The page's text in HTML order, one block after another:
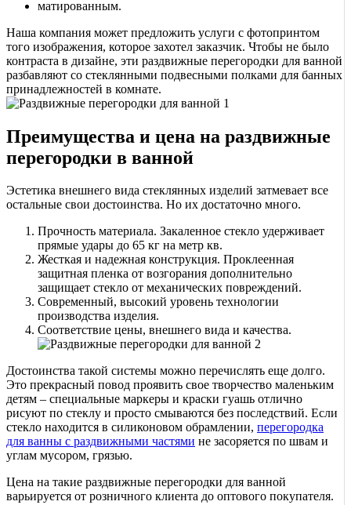
матированным.
Наша компания может предложить услуги с фотопринтом
того изображения, которое захотел заказчик. Чтобы не было
контраста в дизайне, эти раздвижные перегородки для ванной
разбавляют со стеклянными подвесными полками для банных
принадлежностей в комнате.
Преимущества и цена на раздвижные
перегородки в ванной
Эстетика внешнего вида стеклянных изделий затмевает все
остальные свои достоинства. Но их достаточно много.
Прочность материала. Закаленное стекло удерживает
прямые удары до 65 кг на метр кв.
Жесткая и надежная конструкция. Проклеенная
защитная пленка от возгорания дополнительно
защищает стекло от механических повреждений.
Современный, высокий уровень технологии
производства изделия.
Соответствие цены, внешнего вида и качества.
Достоинства такой системы можно перечислять еще долго.
Это прекрасный повод проявить свое творчество маленьким
детям – специальные маркеры и краски гуашь отлично
рисуют по стеклу и просто смываются без последствий. Если
стекло находится в силиконовом обрамлении, перегородка
для ванны с раздвижными частями не засоряется по швам и
углам мусором, грязью.
Цена на такие раздвижные перегородки для ванной
варьируется от розничного клиента до оптового покупателя.